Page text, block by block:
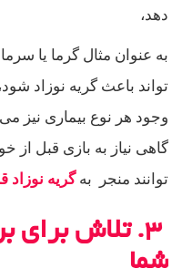
دهد،
به عنوان مثال گرما یا
تواند باعث گریه نوزاد
وجود هر نوع بیماری نیز می
گاهی نیاز به بازی قبل از
توانند منجر به گریه نوزاد
۳. تلاش برای
شما